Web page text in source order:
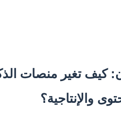
كيف تغير منصات
والإنتاجية؟